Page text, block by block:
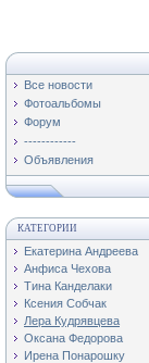
Все новости
Фотоальбомы
Форум
------------
Объявления
КАТЕГОРИИ
Екатерина Андреева
Анфиса Чехова
Тина Канделаки
Ксения Собчак
Лера Кудрявцева
Оксана Федорова
Ирена Понарошку